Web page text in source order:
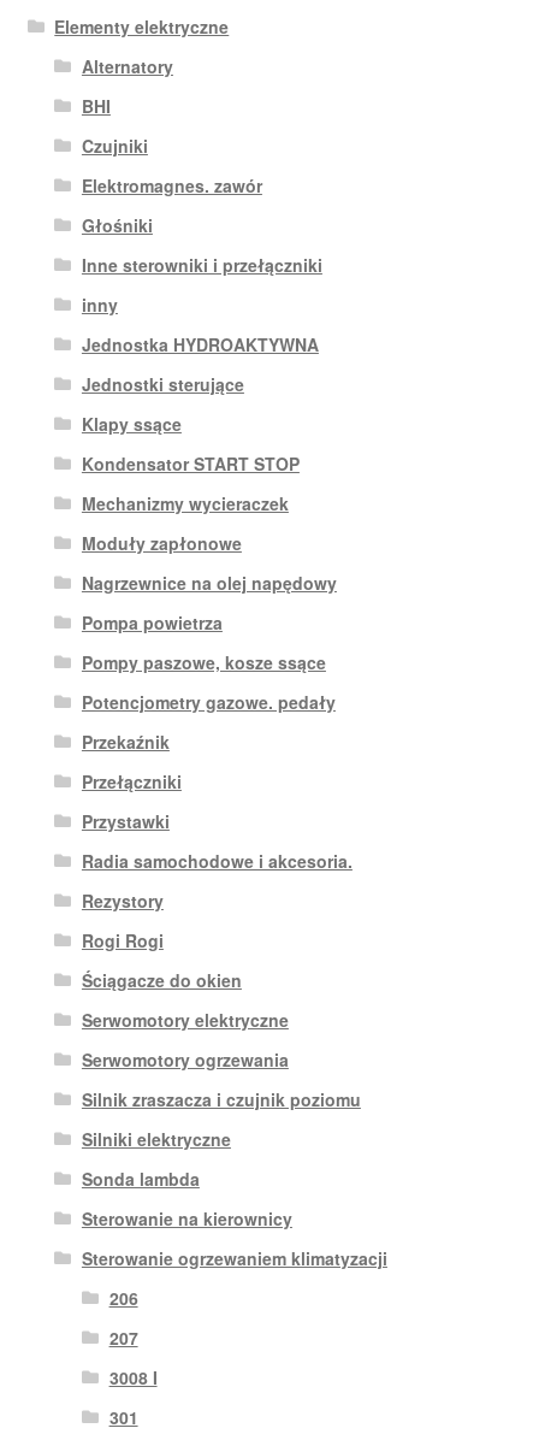
Elementy elektryczne
Alternatory
BHI
Czujniki
Elektromagnes. zawór
Głośniki
Inne sterowniki i przełączniki
inny
Jednostka HYDROAKTYWNA
Jednostki sterujące
Klapy ssące
Kondensator START STOP
Mechanizmy wycieraczek
Moduły zapłonowe
Nagrzewnice na olej napędowy
Pompa powietrza
Pompy paszowe, kosze ssące
Potencjometry gazowe. pedały
Przekaźnik
Przełączniki
Przystawki
Radia samochodowe i akcesoria.
Rezystory
Rogi Rogi
Ściągacze do okien
Serwomotory elektryczne
Serwomotory ogrzewania
Silnik zraszacza i czujnik poziomu
Silniki elektryczne
Sonda lambda
Sterowanie na kierownicy
Sterowanie ogrzewaniem klimatyzacji
206
207
3008 I
301